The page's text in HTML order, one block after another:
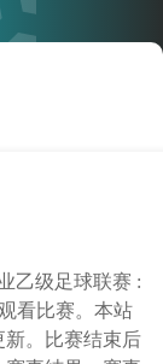
乙级足球联赛 :
看比赛。本站
新。比赛结束后